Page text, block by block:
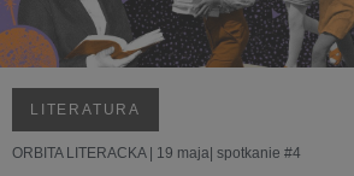
LITERATURA
ORBITA LITERACKA | 19 maja| spotkanie #4